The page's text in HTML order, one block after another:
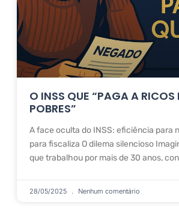
O INSS QUE “PAGA A RICOS
POBRES”
A face oculta do INSS: eficiência para
para fiscaliza O dilema silencioso
que trabalhou por mais de 30 anos,
28/05/2025 Nenhum comentário